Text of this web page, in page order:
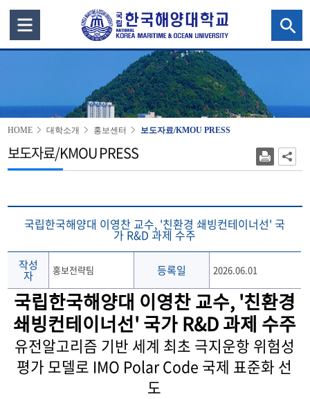
HOME 대학소개 홍보센터 보도자료/KMOU PRESS
보도자료/KMOU PRESS
국립한국해양대 이영찬 교수, '친환경 쇄빙컨테이너선' 국
가 R&D 과제 수주
작성
자 홍보전략팀 등록일 2026.06.01
국립한국해양대 이영찬 교수, '친환경
쇄빙컨테이너선' 국가 R&D 과제 수주
유전알고리즘 기반 세계 최초 극지운항 위험성
평가 모델로 IMO Polar Code 국제 표준화 선
도